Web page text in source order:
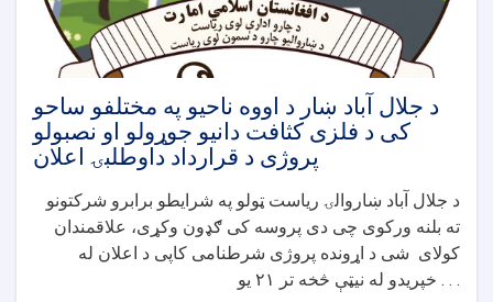
تشنابونو
د
مزایدی
د جلال آباد ښار د اووه ناحیو په مختلفو ساحو
کی د فلزی کثافت دانیو جوړولو او نصبولو
پروژی د قرارداد داوطلبۍ اعلان
د جلال آباد ښاروالۍ ریاست ټولو په شرایطو برابرو شرکتونو
ته بلنه ورکوی چی دی پروسه کی ګډون وکړی، علاقمندان
کولای شی د اړونده پروژی شرطنامی کاپی د اعلان له
خپریدو له نیټې څخه تر ۲۱ یو . . .